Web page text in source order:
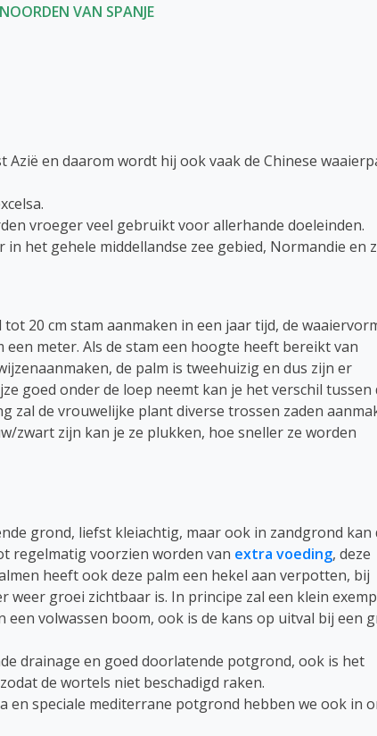
VAN SPANJE
en daarom wordt hij ook vaak de Chinese
vroeger veel gebruikt voor allerhande doeleinden.
het gehele middellandse zee gebied, Normandie en
20 cm stam aanmaken in een jaar tijd, de
meter. Als de stam een hoogte heeft bereikt van
de palm is tweehuizig en dus zijn er
goed onder de loep neemt kan je het verschil tussen
zal de vrouwelijke plant diverse trossen zaden
zwart zijn kan je ze plukken, hoe sneller ze worden
grond, liefst kleiachtig, maar ook in zandgrond kan
regelmatig voorzien worden van extra voeding, deze
heeft ook deze palm een hekel aan verpotten, bij
groei zichtbaar is. In principe zal een klein
volwassen boom, ook is de kans op uitval bij een
drainage en goed doorlatende potgrond, ook is het
de wortels niet beschadigd raken.
speciale mediterrane potgrond hebben we ook in